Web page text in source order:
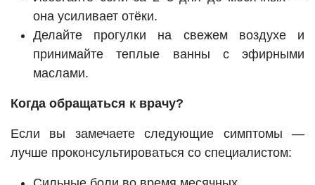
она усиливает отёки.
Делайте прогулки на свежем воздухе и
принимайте теплые ванны с эфирными
маслами.
Когда обращаться к врачу?
Если вы замечаете следующие симптомы —
лучше проконсультироваться со специалистом: